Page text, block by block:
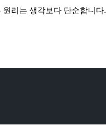
리는 생각보다 단순합니다.